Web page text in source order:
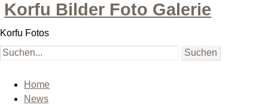
Korfu Bilder Foto Galerie
Korfu Fotos
Home
News